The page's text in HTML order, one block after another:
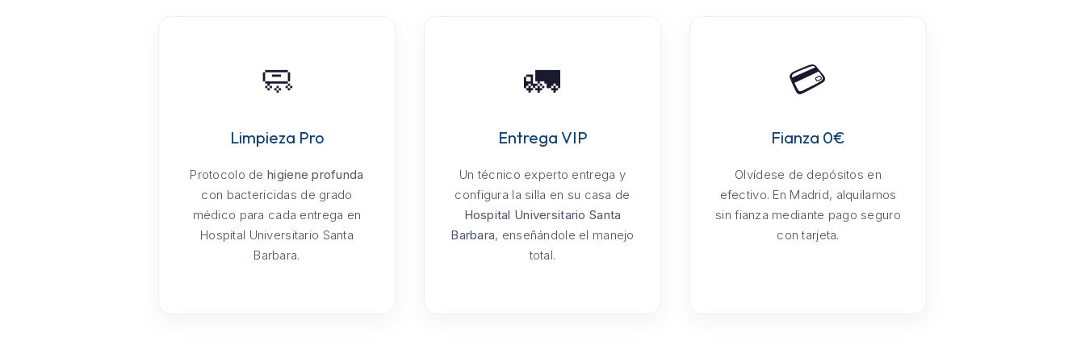
🧼
Limpieza Pro
Protocolo dehigiene profunda
con bactericidas de grado
médico para cada entrega en
Hospital Universitario Santa
Barbara.
🚛
Entrega VIP
Un técnico experto entrega y
configura la silla en su casa de
Hospital Universitario Santa
Barbara, enseñándole el manejo
total.
💳
Fianza 0€
Olvídese de depósitos en
efectivo. En Madrid, alquilamos
sin fianza mediante pago seguro
con tarjeta.